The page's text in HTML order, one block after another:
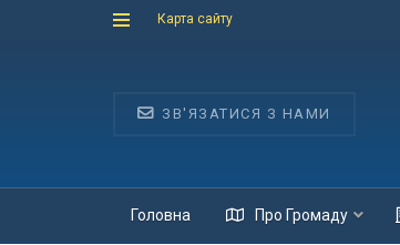
Карта сайту
ЗВ'ЯЗАТИСЯ З НАМИ
Головна Про Громаду